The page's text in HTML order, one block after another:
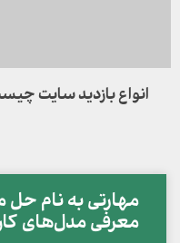
انواع بازدید سایت
مهارتی به نام
معرفی مدل‌های